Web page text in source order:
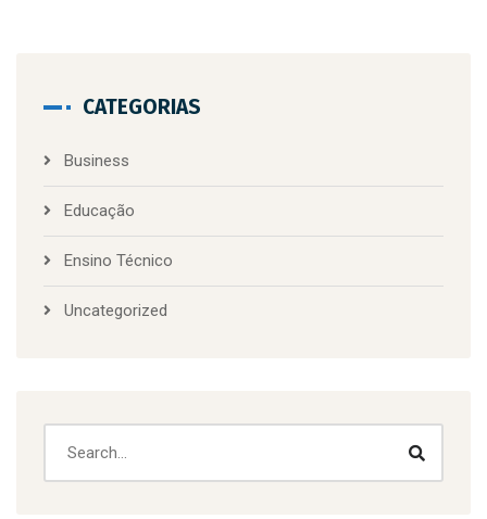
CATEGORIAS
Business
Educação
Ensino Técnico
Uncategorized